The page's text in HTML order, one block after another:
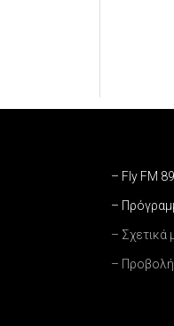
– Fly FM
–
– Σχετικά
–